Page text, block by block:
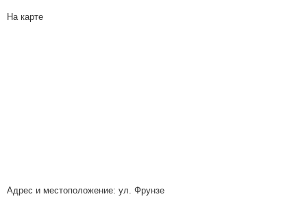
На карте
Адрес и местоположение: ул. Фрунзе